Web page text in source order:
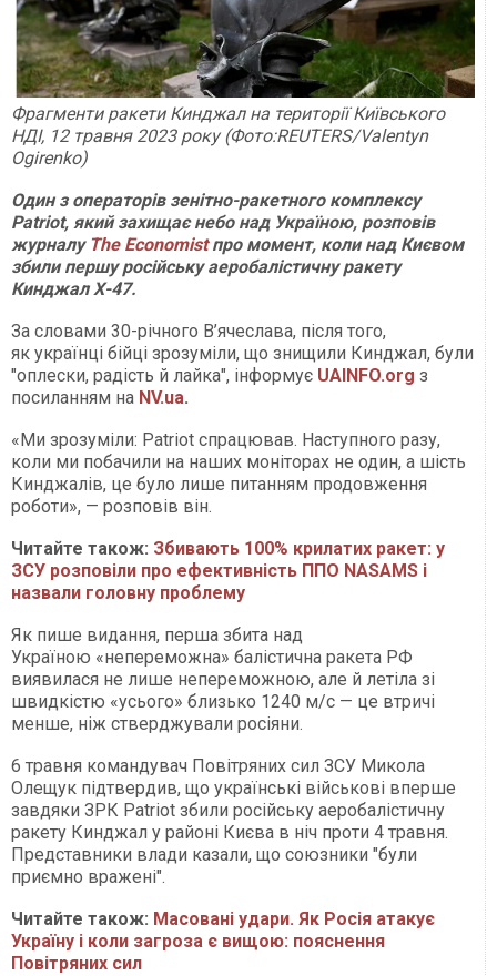
Фрагменти ракети Кинджал на території Київського
НДІ, 12 травня 2023 року (Фото:REUTERS/Valentyn
Ogirenko)
Один з операторів зенітно-ракетного комплексу
Patriot, який захищає небо над Україною, розповів
журналу The Economistпро момент, коли над Києвом
збили першу російську аеробалістичну ракету
Кинджал Х-47.
За словами 30-річного В’ячеслава, після того,
як українці бійці зрозуміли, що знищили Кинджал, були
"оплески, радість й лайка", інформує UAINFO.org з
посиланням на NV.ua.
«Ми зрозуміли: Patriot спрацював. Наступного разу,
коли ми побачили на наших моніторах не один, а шість
Кинджалів, це було лише питанням продовження
роботи», — розповів він.
Читайте також: Збивають 100% крилатих ракет: у
ЗСУ розповіли про ефективність ППО NASAMS і
назвали головну проблему
Як пише видання, перша збита над
Україною «непереможна» балістична ракета РФ
виявилася не лише непереможною, але й летіла зі
швидкістю «усього» близько 1240 м/c — це втричі
менше, ніж стверджували росіяни.
6 травня командувач Повітряних сил ЗСУ Микола
Олещук підтвердив, що українські військові вперше
завдяки ЗРК Patriot збили російську аеробалістичну
ракету Кинджал у районі Києва в ніч проти 4 травня.
Представники влади казали, що союзники "були
приємно вражені".
Читайте також: Масовані удари. Як Росія атакує
Україну і коли загроза є вищою: пояснення
Повітряних сил